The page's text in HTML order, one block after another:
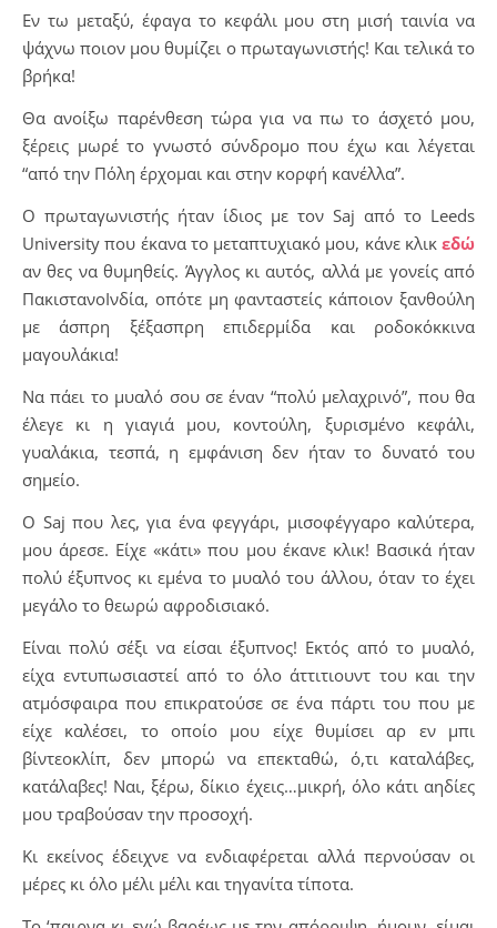
Εν τω μεταξύ, έφαγα το κεφάλι μου στη μισή ταινία να
ψάχνω ποιον μου θυμίζει ο πρωταγωνιστής! Και τελικά το
βρήκα!
Θα ανοίξω παρένθεση τώρα για να πω το άσχετό μου,
ξέρεις μωρέ το γνωστό σύνδρομο που έχω και λέγεται
“από την Πόλη έρχομαι και στην κορφή κανέλλα”.
Ο πρωταγωνιστής ήταν ίδιος με τον Saj από το Leeds
University που έκανα το μεταπτυχιακό μου, κάνε κλικ εδώ
αν θες να θυμηθείς. Άγγλος κι αυτός, αλλά με γονείς από
ΠακιστανοΙνδία, οπότε μη φανταστείς κάποιον ξανθούλη
με άσπρη ξέξασπρη επιδερμίδα και ροδοκόκκινα
μαγουλάκια!
Να πάει το μυαλό σου σε έναν “πολύ μελαχρινό”, που θα
έλεγε κι η γιαγιά μου, κοντούλη, ξυρισμένο κεφάλι,
γυαλάκια, τεσπά, η εμφάνιση δεν ήταν το δυνατό του
σημείο.
Ο Saj που λες, για ένα φεγγάρι, μισοφέγγαρο καλύτερα,
μου άρεσε. Είχε «κάτι» που μου έκανε κλικ! Βασικά ήταν
πολύ έξυπνος κι εμένα το μυαλό του άλλου, όταν το έχει
μεγάλο το θεωρώ αφροδισιακό.
Είναι πολύ σέξι να είσαι έξυπνος! Εκτός από το μυαλό,
είχα εντυπωσιαστεί από το όλο άττιτιουντ του και την
ατμόσφαιρα που επικρατούσε σε ένα πάρτι του που με
είχε καλέσει, το οποίο μου είχε θυμίσει αρ εν μπι
βίντεοκλίπ, δεν μπορώ να επεκταθώ, ό,τι καταλάβες,
κατάλαβες! Ναι, ξέρω, δίκιο έχεις…μικρή, όλο κάτι αηδίες
μου τραβούσαν την προσοχή.
Κι εκείνος έδειχνε να ενδιαφέρεται αλλά περνούσαν οι
μέρες κι όλο μέλι μέλι και τηγανίτα τίποτα.